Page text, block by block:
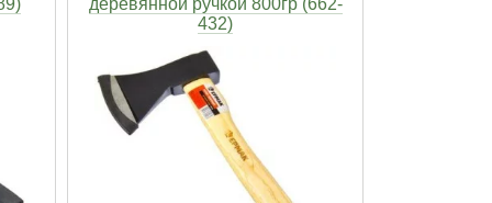
деревянной ручкой 800гр (662-
432)